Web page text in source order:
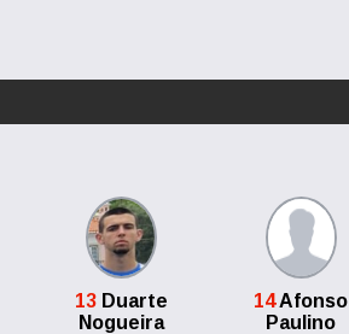
13 Duarte
Nogueira
14Afonso
Paulino